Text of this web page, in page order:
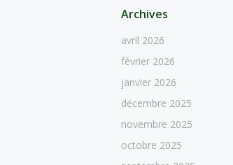
Archives
avril 2026
février 2026
janvier 2026
décembre 2025
novembre 2025
octobre 2025